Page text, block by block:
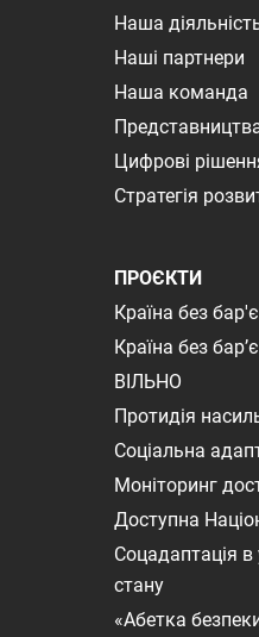
Наша
Наші партнери
Наша команда
Цифрові
Стратегія
ПРОЄКТИ
Країна без
Країна без
ВІЛЬНО
Протидія
Соціальна
Моніторинг
Доступна
Соцадаптація
стану
«Абетка